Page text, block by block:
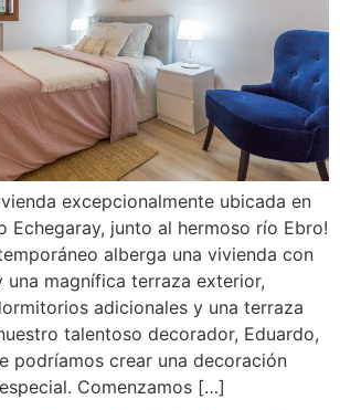
excepcionalmente ubicada en
Echegaray, junto al hermoso río Ebro!
alberga una vivienda con
una magnífica terraza exterior,
adicionales y una terraza
talentoso decorador, Eduardo,
podríamos crear una decoración
Comenzamos […]